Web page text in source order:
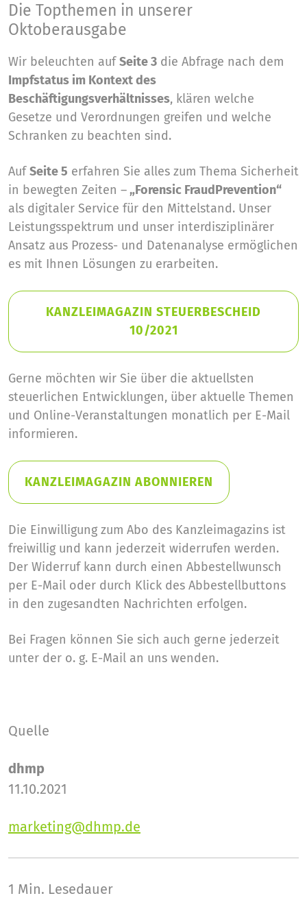
Die Topthemen in unserer
Oktoberausgabe
Wir beleuchten aufSeite 3 die Abfrage nach dem
Impfstatus im Kontext des
Beschäftigungsverhältnisses, klären welche
Gesetze und Verordnungen greifen und welche
Schranken zu beachten sind.
AufSeite 5 erfahren Sie alles zum Thema Sicherheit
in bewegten Zeiten –„Forensic FraudPrevention“
als digitaler Service für den Mittelstand. Unser
Leistungsspektrum und unser interdisziplinärer
Ansatz aus Prozess- und Datenanalyse ermöglichen
es mit Ihnen Lösungen zu erarbeiten.
KANZLEIMAGAZIN STEUERBESCHEID
10/2021
Gerne möchten wir Sie über die aktuellsten
steuerlichen Entwicklungen, über aktuelle Themen
und Online-Veranstaltungen monatlich per E-Mail
informieren.
KANZLEIMAGAZIN ABONNIEREN
Die Einwilligung zum Abo des Kanzleimagazins ist
freiwillig und kann jederzeit widerrufen werden.
Der Widerruf kann durch einen Abbestellwunsch
per E-Mail oder durch Klick des Abbestellbuttons
in den zugesandten Nachrichten erfolgen.
Bei Fragen können Sie sich auch gerne jederzeit
unter der o. g. E-Mail an uns wenden.
Quelle
dhmp
11.10.2021
marketing@dhmp.de
1 Min. Lesedauer